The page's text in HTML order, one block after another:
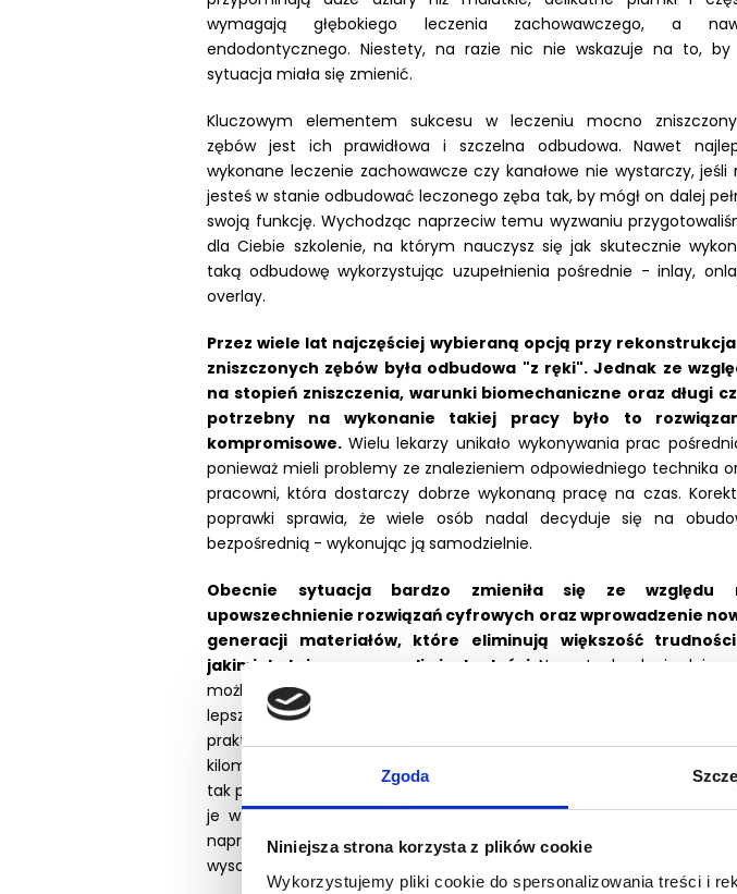
Zgoda
Niniejsza strona korzysta z plików cookie
Wykorzystujemy pliki cookie do spersonalizowania treści i
wymagają głębokiego leczenia zachowawczego, a
endodontycznego. Niestety, na razie nic nie wskazuje na to,
sytuacja miała się zmienić.
Kluczowym elementem sukcesu w leczeniu mocno
zębów jest ich prawidłowa i szczelna odbudowa. Nawet
wykonane leczenie zachowawcze czy kanałowe nie wystarczy, jeśli
jesteś w stanie odbudować leczonego zęba tak, by mógł on dalej
swoją funkcję. Wychodząc naprzeciw temu wyzwaniu
dla Ciebie szkolenie, na którym nauczysz się jak skutecznie
taką odbudowę wykorzystując uzupełnienia pośrednie - inlay,
overlay.
Przez wiele lat najczęściej wybieraną opcją przy
zniszczonych zębów była odbudowa "z ręki". Jednak ze
na stopień zniszczenia, warunki biomechaniczne oraz długi
potrzebny na wykonanie takiej pracy było to
kompromisowe. Wielu lekarzy unikało wykonywania prac
ponieważ mieli problemy ze znalezieniem odpowiedniego technika
pracowni, która dostarczy dobrze wykonaną pracę na czas.
poprawki sprawia, że wiele osób nadal decyduje się na
bezpośrednią - wykonując ją samodzielnie.
Obecnie sytuacja bardzo zmieniła się ze względu
upowszechnienie rozwiązań cyfrowych oraz wprowadzenie
generacji materiałów, które eliminują większość
jakimi do tej pory zmagali się dentyści. Nowe technologie dają
możliwość szybszej komunikacji z laboratorium oraz poprzez
lepszej kontroli naszej preparacji. Przejście na cyfrę umożliwia też
praktycznie z każdym laboratorium - nawet oddalonym od nas o
kilometrów. Wykonywanie uzupełnień pośrednich jeszcze nigdy nie
tak proste, dlatego tym bardziej warto wiedzieć jak możesz
je w Twojej praktyce. Tym bardziej, że obszar ich zastosowania
naprawdę szeroki i zahacza również o takie obszary jak
wysokości zwarcia czy stomatologia estetyczna.